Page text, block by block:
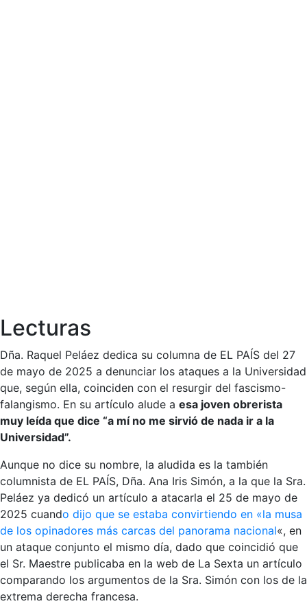
Lecturas
Dña. Raquel Peláez dedica su columna de EL PAÍS del 27
de mayo de 2025 a denunciar los ataques a la Universidad
que, según ella, coinciden con el resurgir del fascismo-
falangismo. En su artículo alude a esa joven obrerista
muy leída que dice “a mí no me sirvió de nada ir a la
Universidad”.
Aunque no dice su nombre, la aludida es la también
columnista de EL PAÍS, Dña. Ana Iris Simón, a la que la Sra.
Peláez ya dedicó un artículo a atacarla el 25 de mayo de
2025 cuando dijo que se estaba convirtiendo en «la musa
de los opinadores más carcas del panorama nacional«, en
un ataque conjunto el mismo día, dado que coincidió que
el Sr. Maestre publicaba en la web de La Sexta un artículo
comparando los argumentos de la Sra. Simón con los de la
extrema derecha francesa.